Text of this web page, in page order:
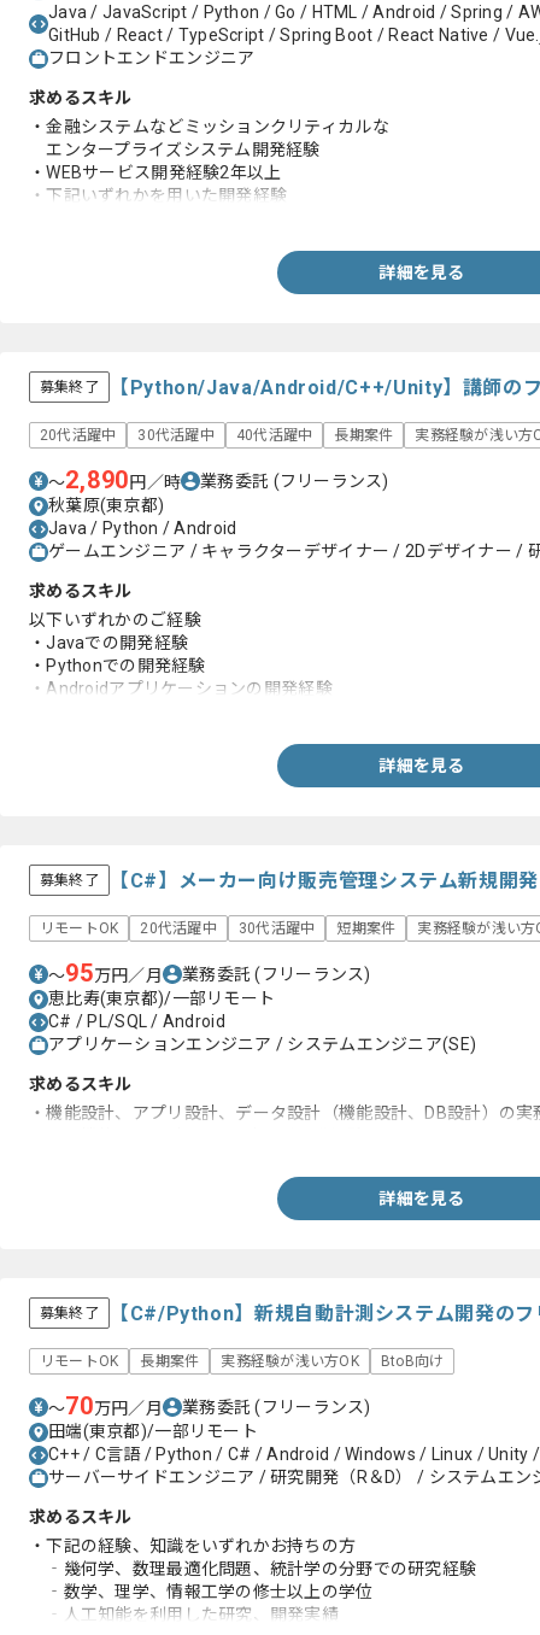
Java / JavaScript / Python / Go / HTML / Android / Spring /
GitHub / React / TypeScript / Spring Boot / React Native /
フロントエンドエンジニア
求めるスキル
・金融システムなどミッションクリティカルな
エンタープライズシステム開発経験
・WEBサービス開発経験2年以上
・下記いずれかを用いた開発経験
・下記いずれかの仮想化技術を用いた開発実務経験
詳細を見る
募集終了 【Python/Java/Android/C++/Unity】講師の
20代活躍中 30代活躍中 40代活躍中 長期案件 実務経験が浅い方
〜2,890円／時 業務委託 (フリーランス)
秋葉原(東京都)
Java / Python / Android
ゲームエンジニア / キャラクターデザイナー / 2Dデザイナー /
求めるスキル
以下いずれかのご経験
・Javaでの開発経験
・Pythonでの開発経験
・Androidアプリケーションの開発経験
詳細を見る
募集終了 【C#】メーカー向け販売管理システム新規開
リモートOK 20代活躍中 30代活躍中 短期案件 実務経験が浅い方
〜95万円／月 業務委託(フリーランス)
恵比寿(東京都)/一部リモート
C# / PL/SQL / Android
アプリケーションエンジニア / システムエンジニア(SE)
求めるスキル
・機能設計、アプリ設計、データ設計（機能設計、DB設計）の実
詳細を見る
募集終了 【C#/Python】新規自動計測システム開発の
リモートOK 長期案件 実務経験が浅い方OK BtoB向け
〜70万円／月 業務委託(フリーランス)
田端(東京都)/一部リモート
C++ / C言語 / Python / C# / Android / Windows / Linux / Unity /
サーバーサイドエンジニア / 研究開発（R＆D） / システムエン
求めるスキル
・下記の経験、知識をいずれかお持ちの方
‐幾何学、数理最適化問題、統計学の分野での研究経験
‐数学、理学、情報工学の修士以上の学位
‐人工知能を利用した研究、開発実績